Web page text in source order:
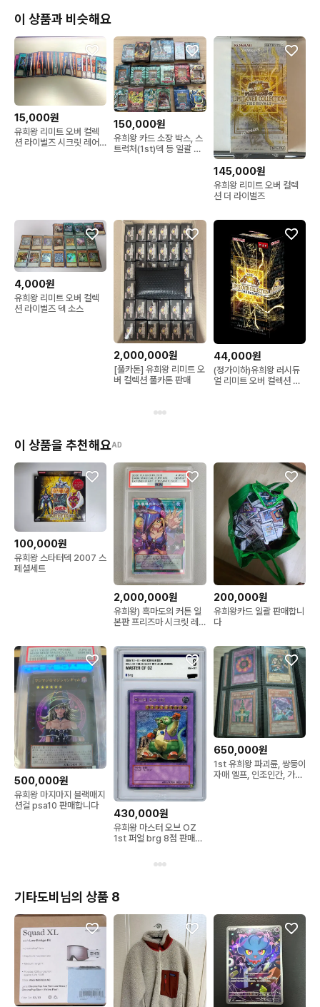
이 상품과 비슷해요
15,000원
유희왕 리미트 오버 컬렉
션 라이벌즈 시크릿 레어
150,000원
유희왕 카드 소장 박스, 스
트럭처(1st)덱 등 일괄 판
145,000원
유희왕 리미트 오버 컬렉
션 더 라이벌즈
4,000원
유희왕 리미트 오버 컬렉
션 라이벌즈 덱 소스
2,000,000원
[풀카톤] 유희왕 리미트 오
버 컬렉션 풀카톤 판매
44,000원
(정가이하)유희왕 러시듀
얼 리미트 오버 컬렉션 더
이 상품을 추천해요AD
100,000원
유희왕 스타터덱 2007 스
페셜세트
2,000,000원
유희왕) 흑마도의 커튼 일
본판 프리즈마 시크릿 레
200,000원
유희왕카드 일괄 판매합니
다
500,000원
유희왕 마지마지 블랙매지
션걸 psa10 판매합니다
430,000원
유희왕 마스터 오브 OZ
1st 퍼얼 brg 8점 판매합
650,000원
1st 유희왕 파괴륜, 쌍둥이
자매 엘프, 인조인간, 가면,
기타도비님의 상품 8